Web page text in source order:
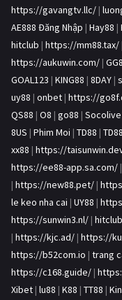
https://gavangtv.llc/ |
AE888 Đăng Nhập | Hay88 |
hitclub | https://mm88.tax/
https://aukuwin.com/ |
GOAL123 | KING88 | 8DAY |
uy88 | onbet | https://
QS88 | O8 | go88 | Socolive
8US | Phim Moi | TD88 | TD88
xx88 | https://
https://ee88-app.sa.com/ |
| https://new88.pet/ |
le keo nha cai | UY88 |
https://sunwin3.nl/ | hitclub
| https://kjc.ad/ | https://
https://b52com.io | trang
https://c168.guide/ |
Xibet | lu88 | K88 | TT88 |